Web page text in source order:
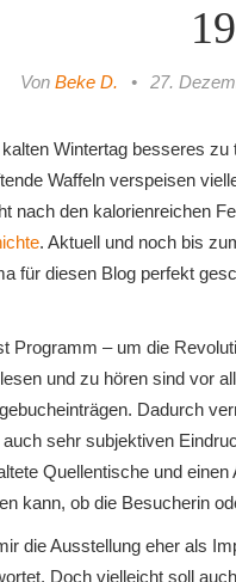
Von Beke D. • 27.
Wintertag besseres
Waffeln verspeisen
nach den kalorienreichen
. Aktuell und noch bis
für diesen Blog perfekt
Programm – um die
und zu hören sind vor
Dadurch
sehr subjektiven
Quellentische und
kann, ob die Besucherin
die Ausstellung eher als
Doch vielleicht soll